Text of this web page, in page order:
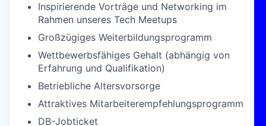
Inspirierende Vorträge und Networking im
Rahmen unseres Tech Meetups
Großzügiges Weiterbildungsprogramm
Wettbewerbsfähiges Gehalt (abhängig von
Erfahrung und Qualifikation)
Betriebliche Altersvorsorge
Attraktives Mitarbeiterempfehlungsprogramm
DB-Jobticket